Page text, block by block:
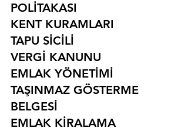
POLİTAKASI
KENT KURAMLARI
TAPU SİCİLİ
VERGİ KANUNU
EMLAK YÖNETİMİ
TAŞINMAZ GÖSTERME
BELGESİ
EMLAK KİRALAMA